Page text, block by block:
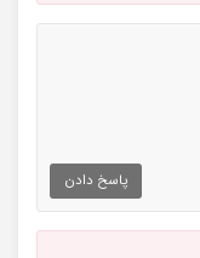
پاسخ دادن